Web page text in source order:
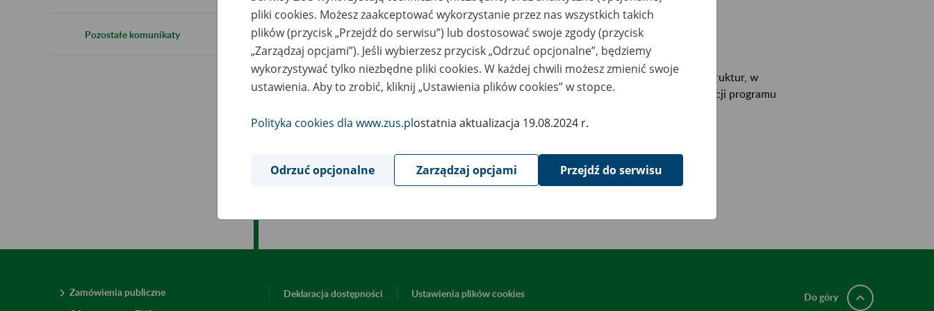
Pozostałe komunikaty
5
April
2016
Zakład Ubezpieczeń Społecznych informuje, że w związku z dużym obciążeniem infrastruktur, w
dniu 5 kwietnia mogą występować czasowe utrudnienia dotyczące pobierania aktualizacji programu
Zamówienia publiczne
Deklaracja dostępności Ustawienia plików cookies Do góry
pliki cookies. Możesz zaakceptować wykorzystanie przez nas wszystkich takich
plików (przycisk „Przejdź do serwisu”) lub dostosować swoje zgody (przycisk
„Zarządzaj opcjami”). Jeśli wybierzesz przycisk „Odrzuć opcjonalne”, będziemy
wykorzystywać tylko niezbędne pliki cookies. W każdej chwili możesz zmienić swoje
ustawienia. Aby to zrobić, kliknij „Ustawienia plików cookies” w stopce.
Polityka cookies dla www.zus.plostatnia aktualizacja 19.08.2024 r.
Odrzuć opcjonalne Zarządzaj opcjami Przejdź do serwisu